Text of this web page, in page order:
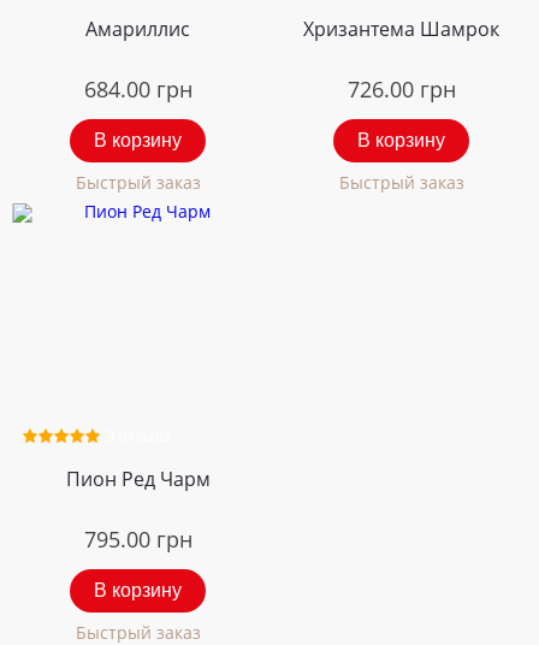
Амариллис
684.00 грн
В корзину
Быстрый заказ
Хризантема Шамрок
726.00 грн
В корзину
Быстрый заказ
Пион Ред Чарм
795.00 грн
В корзину
Быстрый заказ